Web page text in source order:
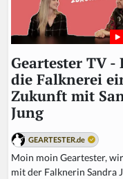
Geartester TV -
die Falknerei
Zukunft mit
Jung
GEARTESTER.de
Moin moin Geartester,
mit der Falknerin Sandra